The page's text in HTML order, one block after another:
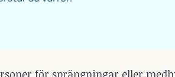
för sprängningar eller